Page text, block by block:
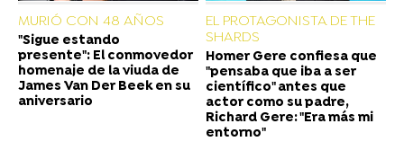
MURIÓ CON 48 AÑOS
"Sigue estando
presente": El conmovedor
homenaje de la viuda de
James Van Der Beek en su
aniversario
EL PROTAGONISTA DE THE
SHARDS
Homer Gere confiesa que
"pensaba que iba a ser
científico" antes que
actor como su padre,
Richard Gere: "Era más mi
entorno"